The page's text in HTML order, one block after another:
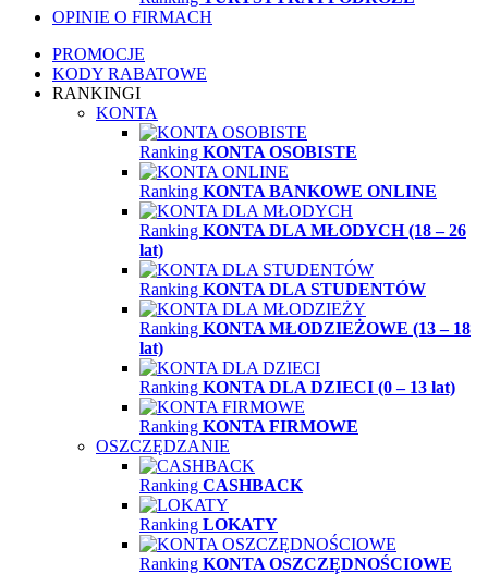
OPINIE O FIRMACH
PROMOCJE
KODY RABATOWE
RANKINGI
KONTA
Ranking KONTA OSOBISTE
Ranking KONTA BANKOWE ONLINE
Ranking KONTA DLA MŁODYCH (18 – 26
lat)
Ranking KONTA DLA STUDENTÓW
Ranking KONTA MŁODZIEŻOWE (13 – 18
lat)
Ranking KONTA DLA DZIECI (0 – 13 lat)
Ranking KONTA FIRMOWE
OSZCZĘDZANIE
Ranking CASHBACK
Ranking LOKATY
Ranking KONTA OSZCZĘDNOŚCIOWE